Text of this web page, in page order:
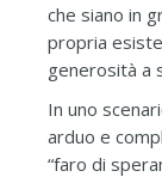
che siano in
propria
generosità a
In uno
arduo e
“faro di